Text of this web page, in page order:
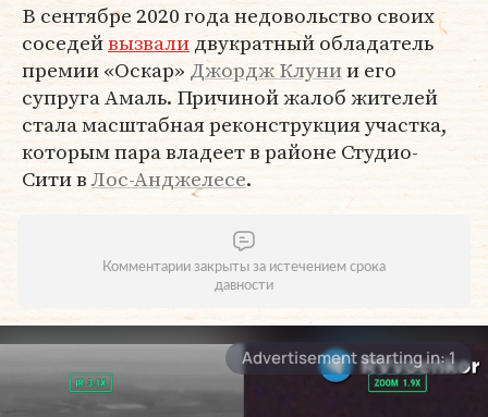
В сентябре 2020 года недовольство своих
соседейвызвалидвукратный обладатель
премии «Оскар» Джордж Клунии его
супруга Амаль. Причиной жалоб жителей
стала масштабная реконструкция участка,
которым пара владеет в районе Студио-
Сити вЛос-Анджелесе.
Комментарии закрыты за истечением срока
давности